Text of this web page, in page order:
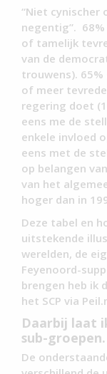
“Niet cynischer
negentig”.
of tamelijk
van de
trouwens).
of meer
regering doet
eens me de
enkele invloed
eens met de
op belangen
van het
hoger dan in
Deze tabel en
uitstekende
werelden, de
Feyenoord-
brengen heb ik
het SCP via
Daarbij laat
sub-groepen.
De